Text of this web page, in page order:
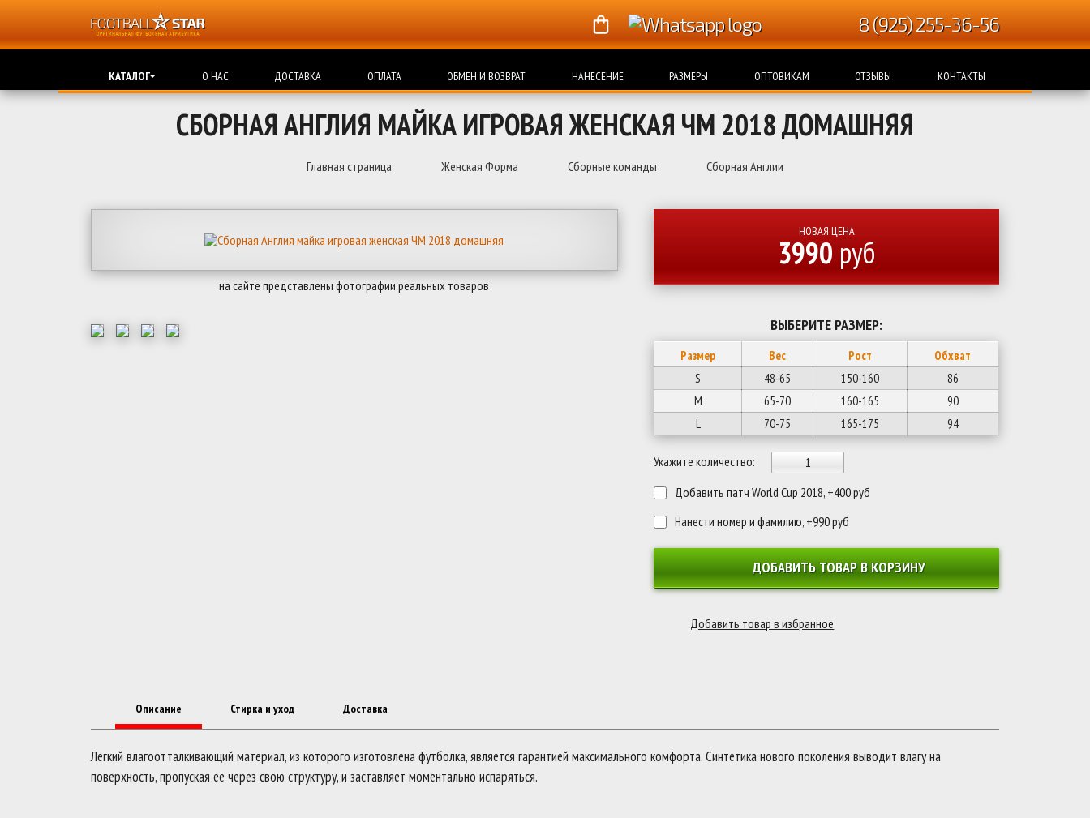
8 (925) 255-36-56
КАТАЛОГ О НАС ДОСТАВКА ОПЛАТА ОБМЕН И ВОЗВРАТ НАНЕСЕНИЕ РАЗМЕРЫ ОПТОВИКАМ ОТЗЫВЫ КОНТАКТЫ
СБОРНАЯ АНГЛИЯ МАЙКА ИГРОВАЯ ЖЕНСКАЯ ЧМ 2018 ДОМАШНЯЯ
Главная страница Женская Форма Сборные команды Сборная Англии
на сайте представлены фотографии реальных товаров
НОВАЯ ЦЕНА
3990 руб
ВЫБЕРИТЕ РАЗМЕР:
Размер Вес Рост
Обхват
S
48-65 150-160
86
M
65-70 160-165
90
L
70-75 165-175 94
Укажите количество:
Добавить патч World Cup 2018, +400 руб
Нанести номер и фамилию, +990 руб
ДОБАВИТЬ ТОВАР В КОРЗИНУ
Описание Стирка и уход Доставка
Легкий влагоотталкивающий материал, из которого изготовлена футболка, является гарантией максимального комфорта. Синтетика нового поколения выводит влагу на
поверхность, пропуская ее через свою структуру, и заставляет моментально испаряться.